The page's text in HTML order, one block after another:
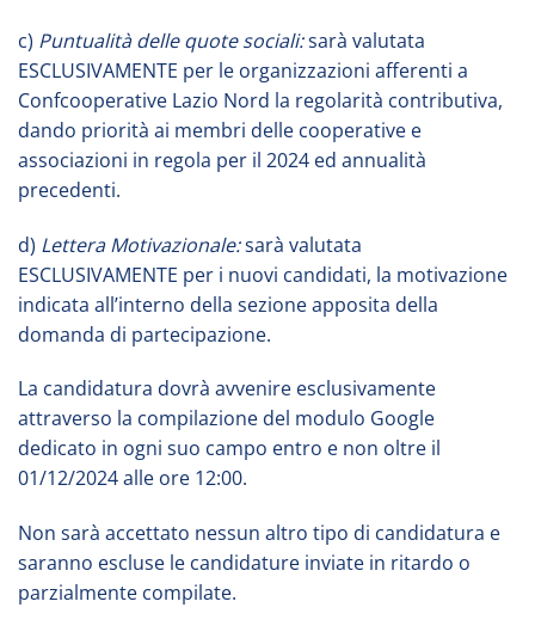
c) Puntualità delle quote sociali:sarà valutata
ESCLUSIVAMENTE per le organizzazioni afferenti a
Confcooperative Lazio Nord la regolarità contributiva,
dando priorità ai membri delle cooperative e
associazioni in regola per il 2024 ed annualità
precedenti.
d) Lettera Motivazionale:sarà valutata
ESCLUSIVAMENTE per i nuovi candidati, la motivazione
indicata all’interno della sezione apposita della
domanda di partecipazione.
La candidatura dovrà avvenire esclusivamente
attraverso la compilazione del modulo Google
dedicato in ogni suo campo entro e non oltre il
01/12/2024 alle ore 12:00.
Non sarà accettato nessun altro tipo di candidatura e
saranno escluse le candidature inviate in ritardo o
parzialmente compilate.